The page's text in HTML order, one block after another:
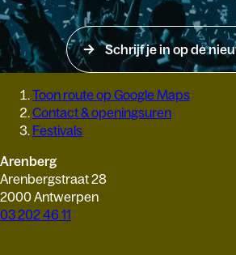
Schrijf je in op de
Toon route op Google Maps
Contact & openingsuren
Festivals
Arenberg
Arenbergstraat 28
2000 Antwerpen
03 202 46 11